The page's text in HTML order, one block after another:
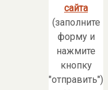
сайта
(заполните
форму и
нажмите
кнопку
"отправить")